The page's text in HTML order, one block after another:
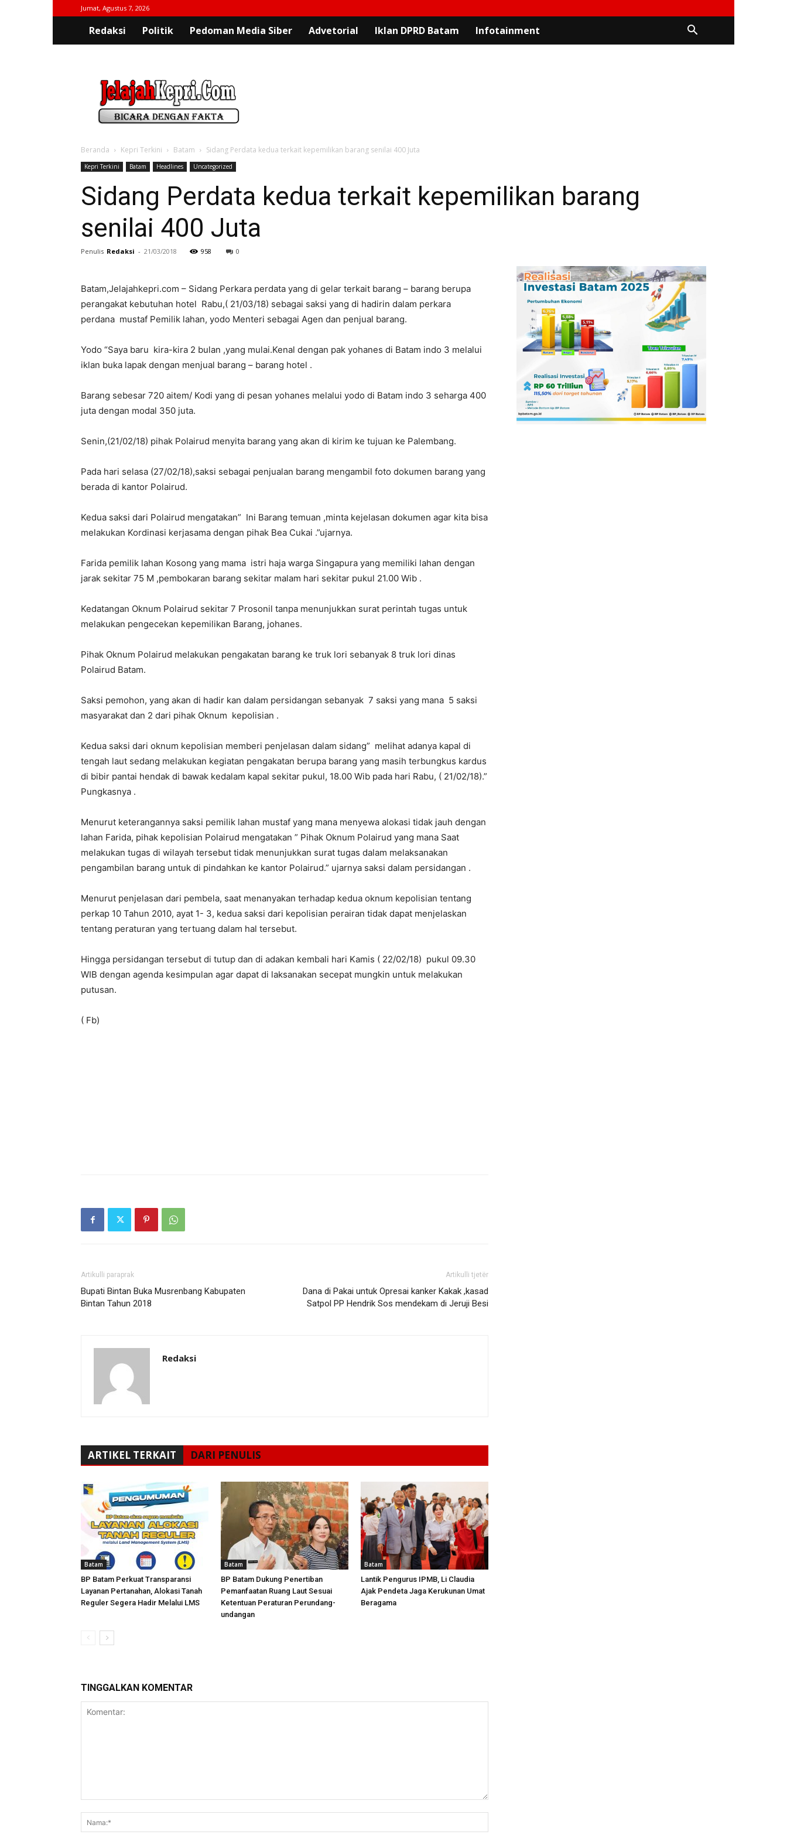
Jumat, Agustus 7, 2026
Redaksi Politik Pedoman Media Siber Advetorial Iklan DPRD Batam Infotainment
Beranda Kepri Terkini Batam Sidang Perdata kedua terkait kepemilikan barang senilai 400 Juta
Kepri Terkini Batam Headlines Uncategorized
Sidang Perdata kedua terkait kepemilikan barang
senilai 400 Juta
Penulis Redaksi - 21/03/2018 958 0
Batam,Jelajahkepri.com – Sidang Perkara perdata yang di gelar terkait barang – barang berupa
perangakat kebutuhan hotel Rabu,( 21/03/18) sebagai saksi yang di hadirin dalam perkara
perdana mustaf Pemilik lahan, yodo Menteri sebagai Agen dan penjual barang.
Yodo “Saya baru kira-kira 2 bulan ,yang mulai.Kenal dengan pak yohanes di Batam indo 3 melalui
iklan buka lapak dengan menjual barang – barang hotel .
Barang sebesar 720 aitem/ Kodi yang di pesan yohanes melalui yodo di Batam indo 3 seharga 400
juta dengan modal 350 juta.
Senin,(21/02/18) pihak Polairud menyita barang yang akan di kirim ke tujuan ke Palembang.
Pada hari selasa (27/02/18),saksi sebagai penjualan barang mengambil foto dokumen barang yang
berada di kantor Polairud.
Kedua saksi dari Polairud mengatakan” Ini Barang temuan ,minta kejelasan dokumen agar kita bisa
melakukan Kordinasi kerjasama dengan pihak Bea Cukai .”ujarnya.
Farida pemilik lahan Kosong yang mama istri haja warga Singapura yang memiliki lahan dengan
jarak sekitar 75 M ,pembokaran barang sekitar malam hari sekitar pukul 21.00 Wib .
Kedatangan Oknum Polairud sekitar 7 Prosonil tanpa menunjukkan surat perintah tugas untuk
melakukan pengecekan kepemilikan Barang, johanes.
Pihak Oknum Polairud melakukan pengakatan barang ke truk lori sebanyak 8 truk lori dinas
Polairud Batam.
Saksi pemohon, yang akan di hadir kan dalam persidangan sebanyak 7 saksi yang mana 5 saksi
masyarakat dan 2 dari pihak Oknum kepolisian .
Kedua saksi dari oknum kepolisian memberi penjelasan dalam sidang” melihat adanya kapal di
tengah laut sedang melakukan kegiatan pengakatan berupa barang yang masih terbungkus kardus
di bibir pantai hendak di bawak kedalam kapal sekitar pukul, 18.00 Wib pada hari Rabu, ( 21/02/18).”
Pungkasnya .
Menurut keterangannya saksi pemilik lahan mustaf yang mana menyewa alokasi tidak jauh dengan
lahan Farida, pihak kepolisian Polairud mengatakan ” Pihak Oknum Polairud yang mana Saat
melakukan tugas di wilayah tersebut tidak menunjukkan surat tugas dalam melaksanakan
pengambilan barang untuk di pindahkan ke kantor Polairud.” ujarnya saksi dalam persidangan .
Menurut penjelasan dari pembela, saat menanyakan terhadap kedua oknum kepolisian tentang
perkap 10 Tahun 2010, ayat 1- 3, kedua saksi dari kepolisian perairan tidak dapat menjelaskan
tentang peraturan yang tertuang dalam hal tersebut.
Hingga persidangan tersebut di tutup dan di adakan kembali hari Kamis ( 22/02/18) pukul 09.30
WIB dengan agenda kesimpulan agar dapat di laksanakan secepat mungkin untuk melakukan
putusan.
( Fb)
Artikulli paraprak
Bupati Bintan Buka Musrenbang Kabupaten
Bintan Tahun 2018
Artikulli tjetër
Dana di Pakai untuk Opresai kanker Kakak ,kasad
Satpol PP Hendrik Sos mendekam di Jeruji Besi
Redaksi
ARTIKEL TERKAIT DARI PENULIS
Batam
BP Batam Perkuat Transparansi
Layanan Pertanahan, Alokasi Tanah
Reguler Segera Hadir Melalui LMS
Batam
BP Batam Dukung Penertiban
Pemanfaatan Ruang Laut Sesuai
Ketentuan Peraturan Perundang-
undangan
Batam
Lantik Pengurus IPMB, Li Claudia
Ajak Pendeta Jaga Kerukunan Umat
Beragama
TINGGALKAN KOMENTAR